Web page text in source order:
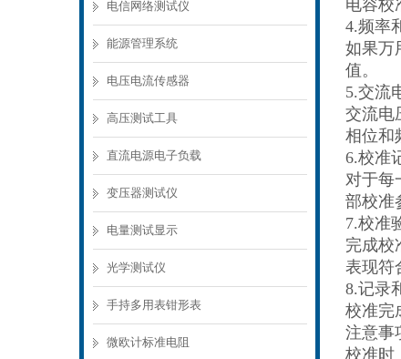
电信网络测试仪
能源管理系统
电压电流传感器
高压测试工具
直流电源电子负载
变压器测试仪
电量测试显示
光学测试仪
手持多用表钳形表
微欧计标准电阻
电容校
4.频率
如果万
值。
5.交流
交流电
相位和
6.校准
对于每
部校准
7.校准
完成校
表现符
8.记录
校准完
注意事
校准时